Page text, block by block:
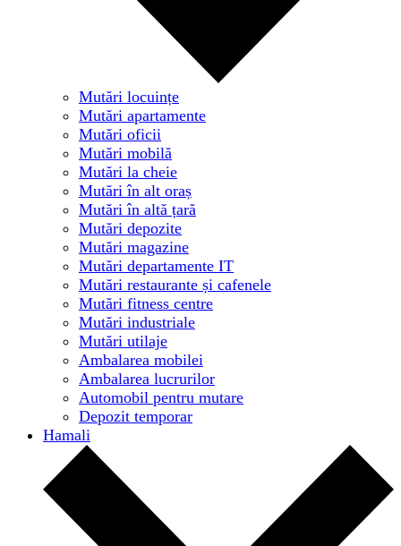
Mutări locuințe
Mutări apartamente
Mutări oficii
Mutări mobilă
Mutări la cheie
Mutări în alt oraș
Mutări în altă țară
Mutări depozite
Mutări magazine
Mutări departamente IT
Mutări restaurante și cafenele
Mutări fitness centre
Mutări industriale
Mutări utilaje
Ambalarea mobilei
Ambalarea lucrurilor
Automobil pentru mutare
Depozit temporar
Hamali